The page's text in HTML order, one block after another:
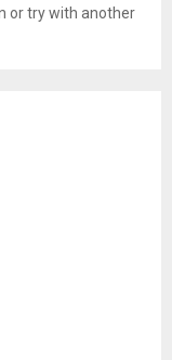
or try with another